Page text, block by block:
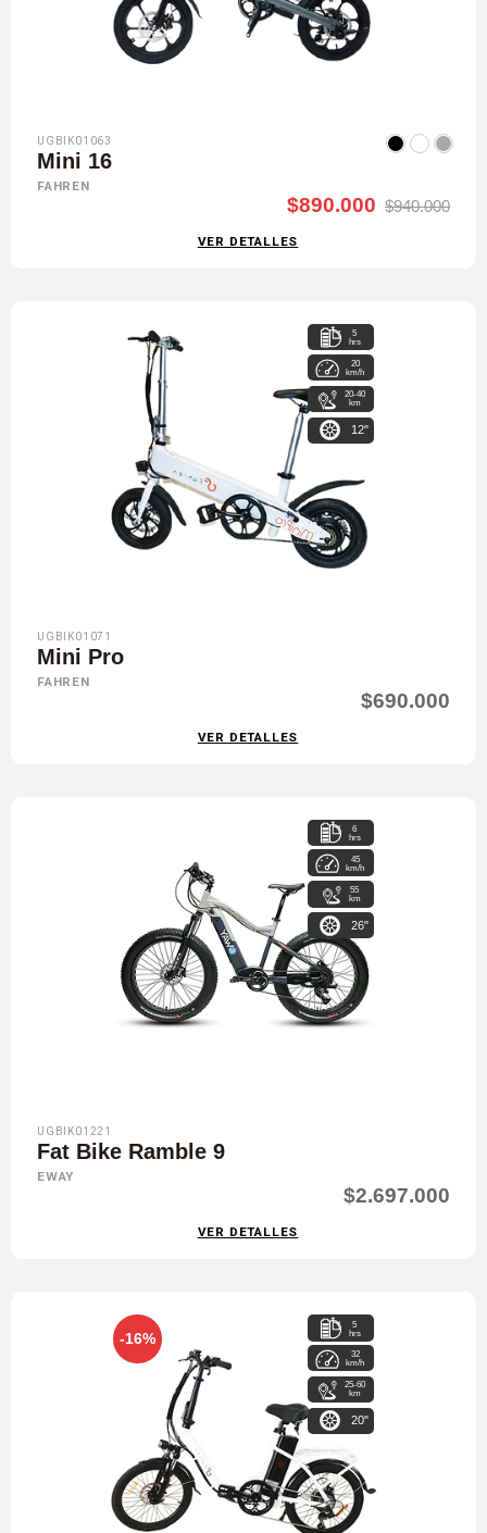
UGBIK01063
Mini 16
FAHREN
$890.000 $940.000
VER DETALLES
5
hrs
20
km/h
20-40
km
12"
UGBIK01071
Mini Pro
FAHREN
$690.000
VER DETALLES
6
hrs
45
km/h
55
km
26"
UGBIK01221
Fat Bike Ramble 9
EWAY
$2.697.000
VER DETALLES
-16%
5
hrs
32
km/h
25-60
km
20"